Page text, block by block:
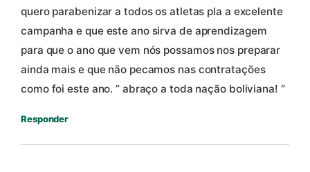
quero parabenizar a todos os atletas pla a excelente
campanha e que este ano sirva de aprendizagem
para que o ano que vem nós possamos nos preparar
ainda mais e que não pecamos nas contratações
como foi este ano. ” abraço a toda nação boliviana! “
Responder